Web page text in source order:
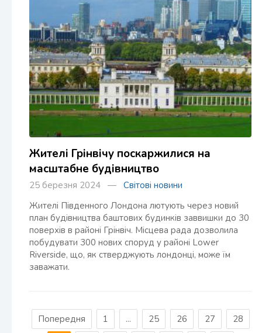
Жителі Грінвічу поскаржилися на
масштабне будівництво
25 березня 2024 — Світові новини
Жителі Південного Лондона лютують через новий
план будівництва баштових будинків заввишки до 30
поверхів в районі Грінвіч. Місцева рада дозволила
побудувати 300 нових споруд у районі Lower
Riverside, що, як стверджують лондонці, може їм
заважати.
Попередня 1 ... 25 26 27
28